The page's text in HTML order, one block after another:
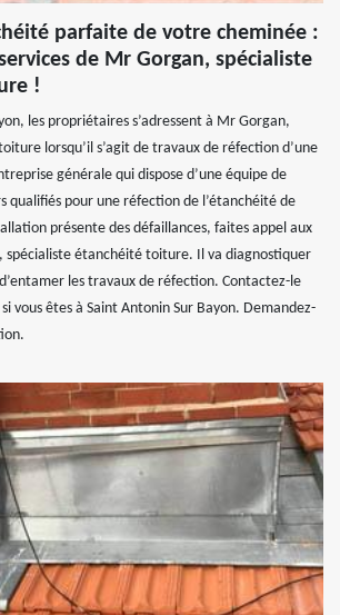
parfaite de votre cheminée :
de Mr Gorgan, spécialiste
!
les propriétaires s’adressent à Mr Gorgan,
lorsqu’il s’agit de travaux de réfection d’une
générale qui dispose d’une équipe de
qualifiés pour une réfection de l’étanchéité de
présente des défaillances, faites appel aux
spécialiste étanchéité toiture. Il va diagnostiquer
les travaux de réfection. Contactez-le
vous êtes à Saint Antonin Sur Bayon. Demandez-